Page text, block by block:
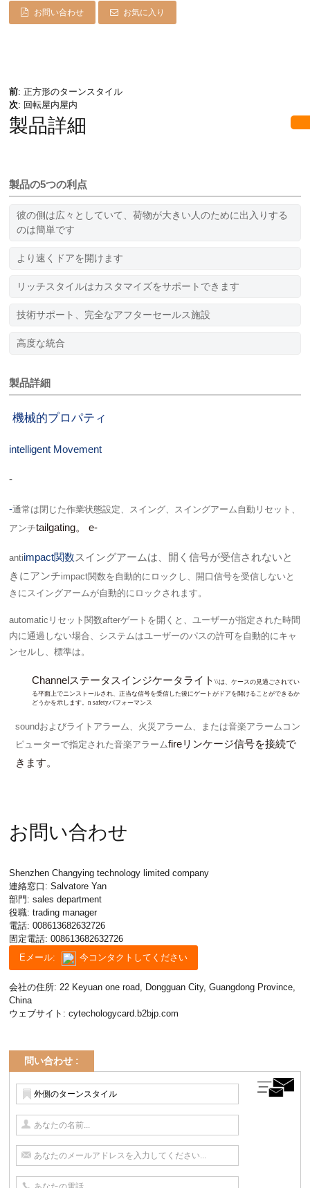
お問い合わせ お気に入り
前:正方形のターンスタイル
次: 回転屋内屋内
製品詳細
製品の5つの利点
彼の側は広々としていて、荷物が大きい人のために出入りする
のは簡単です
より速くドアを開けます
リッチスタイルはカスタマイズをサポートできます
技術サポート、完全なアフターセールス施設
高度な統合
製品詳細
機械的プロパティ
intelligent Movement
-
-通常は閉じた作業状態設定、スイング、スイングアーム自動リセット、
アンチtailgating。 e-
antiimpact関数スイングアームは、開く信号が受信されないと
きにアンチimpact関数を自動的にロックし、開口信号を受信しないと
きにスイングアームが自動的にロックされます。
automaticリセット関数afterゲートを開くと、ユーザーが指定された時間
内に通過しない場合、システムはユーザーのパスの許可を自動的にキャ
ンセルし、標準は。
Channelステータスインジケータライト\\は、ケースの見過ごされてい
る平面上でニンストールされ、正当な信号を受信した後にゲートがドアを開けることができるか
どうかを示します。n safetyパフォーマンス
soundおよびライトアラーム、火災アラーム、または音楽アラームコン
ピューターで指定された音楽アラームfireリンケージ信号を接続で
きます。
お問い合わせ
Shenzhen Changying technology limited company
連絡窓口: Salvatore Yan
部門: sales department
役職: trading manager
電話:008613682632726
固定電話:008613682632726
Eメール:
今コンタクトしてください
会社の住所: 22 Keyuan one road, Dongguan City, Guangdong Province,
China
ウェブサイト:cytechologycard.b2bjp.com
問い合わせ :